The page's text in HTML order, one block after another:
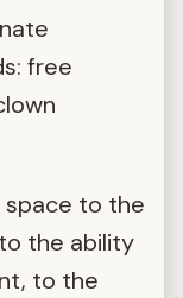
free
space to the
the ability
to the